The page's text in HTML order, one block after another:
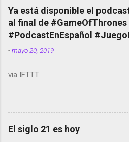
copyright en Instagram
red social Riddley
película Francisco
smartphone en sus
Media GoBee - StartUp
Live Photos en
Dictados en Android El
Ya está disponible el
al final de #GameOfThrones
#PodcastEnEspañol
-mayo 20, 2019
via IFTTT
El siglo 21 es hoy